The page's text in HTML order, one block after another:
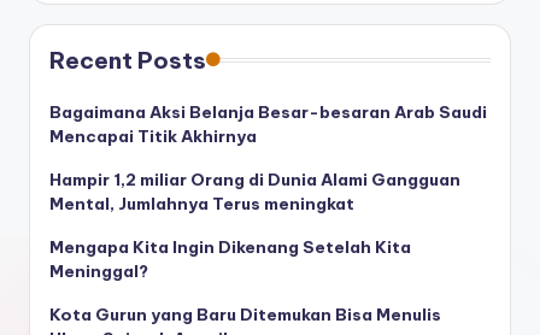
Recent Posts
Bagaimana Aksi Belanja Besar-besaran Arab Saudi
Mencapai Titik Akhirnya
Hampir 1,2 miliar Orang di Dunia Alami Gangguan
Mental, Jumlahnya Terus meningkat
Mengapa Kita Ingin Dikenang Setelah Kita
Meninggal?
Kota Gurun yang Baru Ditemukan Bisa Menulis